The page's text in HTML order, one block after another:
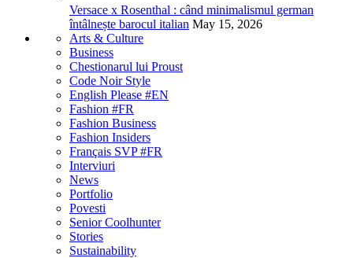
Versace x Rosenthal : când minimalismul german
întâlnește barocul italian May 15, 2026
Arts & Culture
Business
Chestionarul lui Proust
Code Noir Style
English Please #EN
Fashion #FR
Fashion Business
Fashion Insiders
Français SVP #FR
Interviuri
News
Portfolio
Povesti
Senior Coolhunter
Stories
Sustainability